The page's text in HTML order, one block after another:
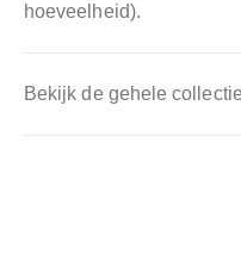
hoeveelheid).
Bekijk de gehele